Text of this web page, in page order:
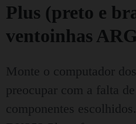
Plus (preto e
ventoinhas
Monte o computador
preocupar com a falta
componentes